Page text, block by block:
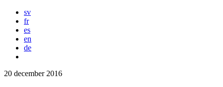
sv
fr
es
en
de
20 december 2016